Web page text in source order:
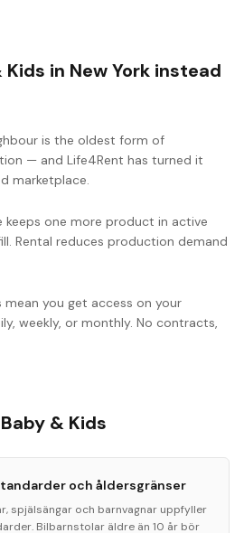
Kids in New York instead
is the oldest form of
— and Life4Rent has turned it
marketplace.
keeps one more product in active
Rental reduces production demand
mean you get access on your
weekly, or monthly. No contracts,
& Kids
och åldersgränser
spjälsängar och barnvagnar uppfyller
Bilbarnstolar äldre än 10 år bör